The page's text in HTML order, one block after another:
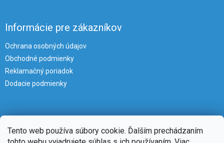
Tento web používa súbory cookie. Ďalším prechádzaním
Informácie pre zákazníkov
Ochrana osobných údajov
Obchodné podmienky
Reklamačný poriadok
Dodacie podmienky